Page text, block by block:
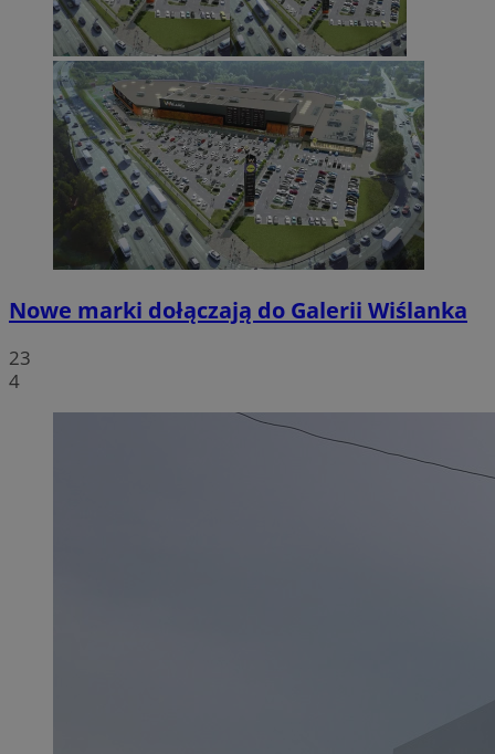
Nowe marki dołączają do Galerii Wiślanka
23
4